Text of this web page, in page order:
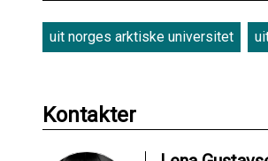
uit norges arktiske universitet
Kontakter